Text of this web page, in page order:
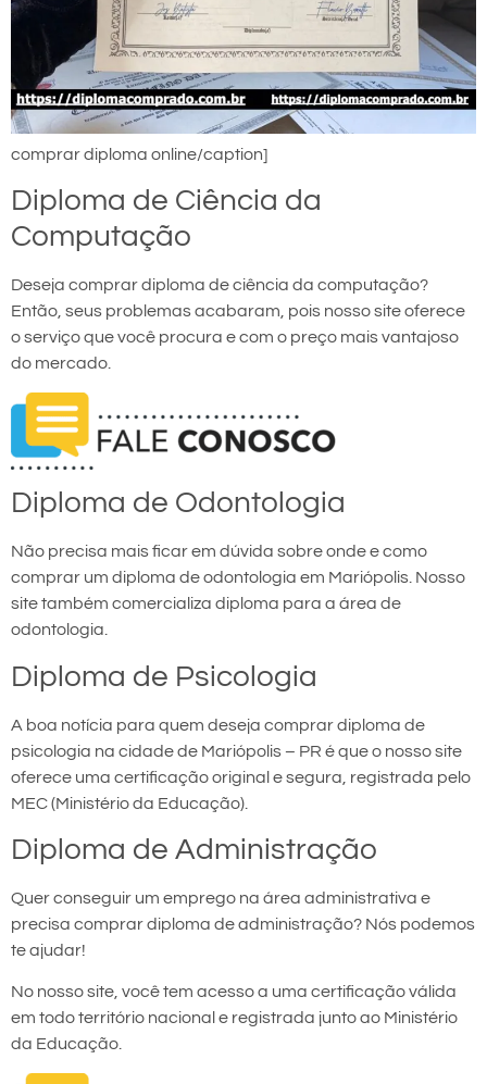
comprar diploma online/caption]
Diploma de Ciência da
Computação
Deseja comprar diploma de ciência da computação?
Então, seus problemas acabaram, pois nosso site oferece
o serviço que você procura e com o preço mais vantajoso
do mercado.
Diploma de Odontologia
Não precisa mais ficar em dúvida sobre onde e como
comprar um diploma de odontologia em Mariópolis. Nosso
site também comercializa diploma para a área de
odontologia.
Diploma de Psicologia
A boa notícia para quem deseja comprar diploma de
psicologia na cidade de Mariópolis – PR é que o nosso site
oferece uma certificação original e segura, registrada pelo
MEC (Ministério da Educação).
Diploma de Administração
Quer conseguir um emprego na área administrativa e
precisa comprar diploma de administração? Nós podemos
te ajudar!
No nosso site, você tem acesso a uma certificação válida
em todo território nacional e registrada junto ao Ministério
da Educação.